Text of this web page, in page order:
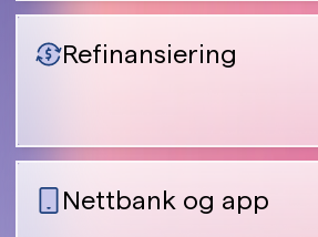
Refinansiering
Nettbank og app